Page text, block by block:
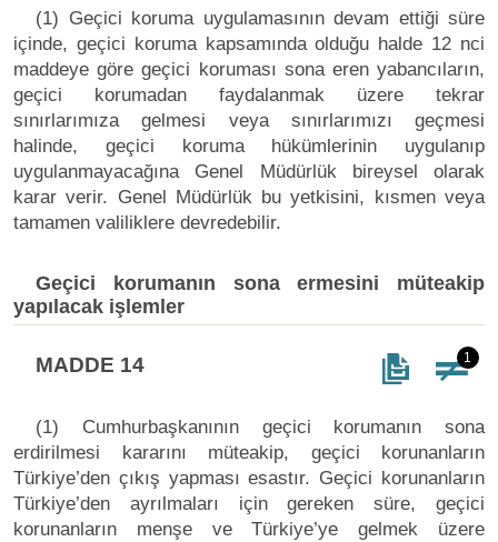
(1) Geçici koruma uygulamasının devam ettiği süre
içinde, geçici koruma kapsamında olduğu halde 12 nci
maddeye göre geçici koruması sona eren yabancıların,
geçici korumadan faydalanmak üzere tekrar
sınırlarımıza gelmesi veya sınırlarımızı geçmesi
halinde, geçici koruma hükümlerinin uygulanıp
uygulanmayacağına Genel Müdürlük bireysel olarak
karar verir. Genel Müdürlük bu yetkisini, kısmen veya
tamamen valiliklere devredebilir.
Geçici korumanın sona ermesini müteakip
yapılacak işlemler
MADDE 14 1
(1) Cumhurbaşkanının geçici korumanın sona
erdirilmesi kararını müteakip, geçici korunanların
Türkiye’den çıkış yapması esastır. Geçici korunanların
Türkiye’den ayrılmaları için gereken süre, geçici
korunanların menşe ve Türkiye’ye gelmek üzere